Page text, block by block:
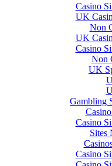
Casino
UK
Non
UK
Casino
Non
UK
Gambling
Casino
Sites
Casino